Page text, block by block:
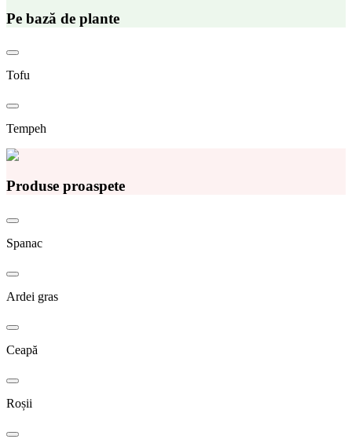
Pe bază de plante
Tofu
Tempeh
Produse proaspete
Spanac
Ardei gras
Ceapă
Roșii